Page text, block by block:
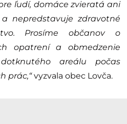
ľudí, domáce zvieratá ani
nepredstavuje zdravotné
Prosíme občanov o
opatrení a obmedzenie
areálu počas
prác,“vyzvala obec Lovča.